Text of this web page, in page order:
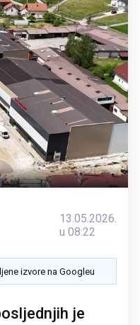
13.05.2026.
u 08:22
izvore na Googleu
je